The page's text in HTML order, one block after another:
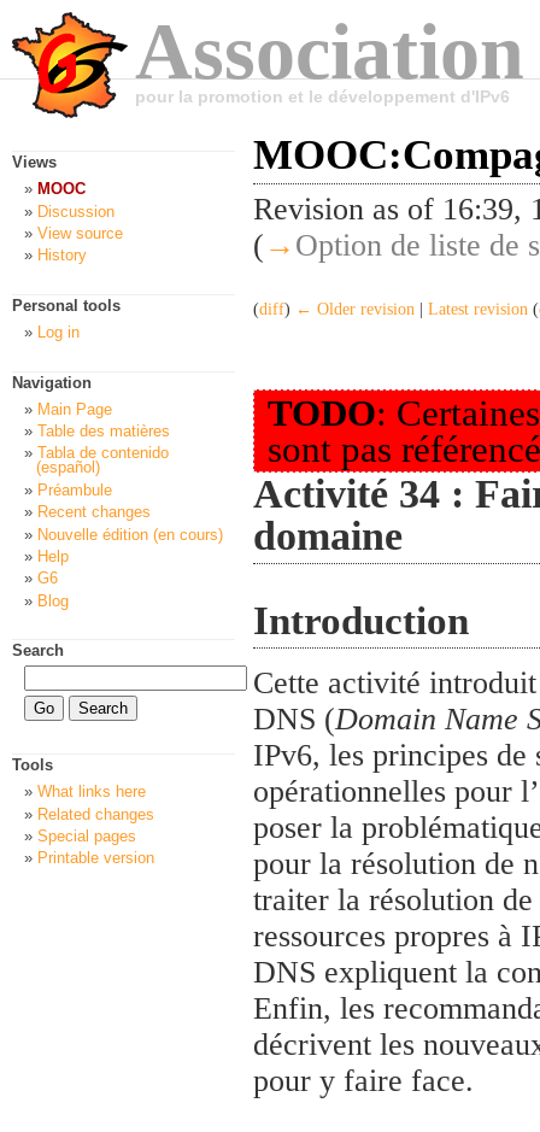
pour la promotion et le développement d'IPv6
Revision as of
( → Option de liste de
(diff) ← Older revision Latest revision (
TODO:
sont pas
Activité 34 :
domaine
Introduction
Cette activité
DNS (Domain Name
IPv6, les principes de
opérationnelles pour
poser la
pour la résolution de
traiter la résolution
ressources propres à
DNS expliquent la
Enfin, les
décrivent les
pour y faire face.
Views
MOOC
Discussion
View source
History
Personal tools
Log in
Navigation
Main Page
Table des matières
Tabla de contenido
(español)
Préambule
Recent changes
Nouvelle édition (en cours)
Help
G6
Blog
Search
Tools
What links here
Related changes
Special pages
Printable version